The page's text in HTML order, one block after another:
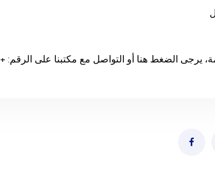
هنا أو التواصل مع مكتبنا على الرقم: +971 2 444 1266